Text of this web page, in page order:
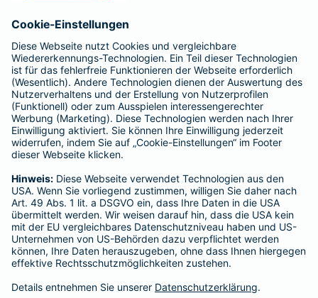
Barmenia ist Teil der BarmeniaGothaer
BELIEBTE SEITEN
Kranken-Zusatzversicherung
Tierversicherungen
Haftpflichtversicherung
Hausratversicherung
Adresse ändern
Schaden melden
Kilometerstandsmeldung
Serviceübersicht